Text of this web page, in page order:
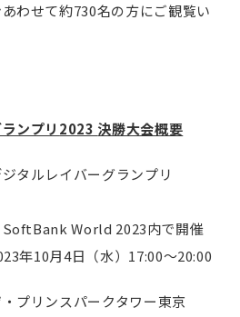
わせて約730名の方にご観覧い
ンプリ 2023 決勝大会概要
ルレイバーグランプリ
2023内で開催
月4日（水）17:00～20:00
スパークタワー東京